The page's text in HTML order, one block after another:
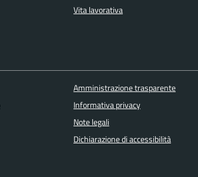
Vita lavorativa
Amministrazione trasparente
Informativa privacy
Note legali
Dichiarazione di accessibilità